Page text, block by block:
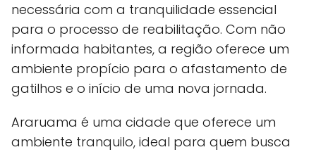
necessária com a tranquilidade essencial
para o processo de reabilitação. Com não
informada habitantes, a região oferece um
ambiente propício para o afastamento de
gatilhos e o início de uma nova jornada.
Araruama é uma cidade que oferece um
ambiente tranquilo, ideal para quem busca